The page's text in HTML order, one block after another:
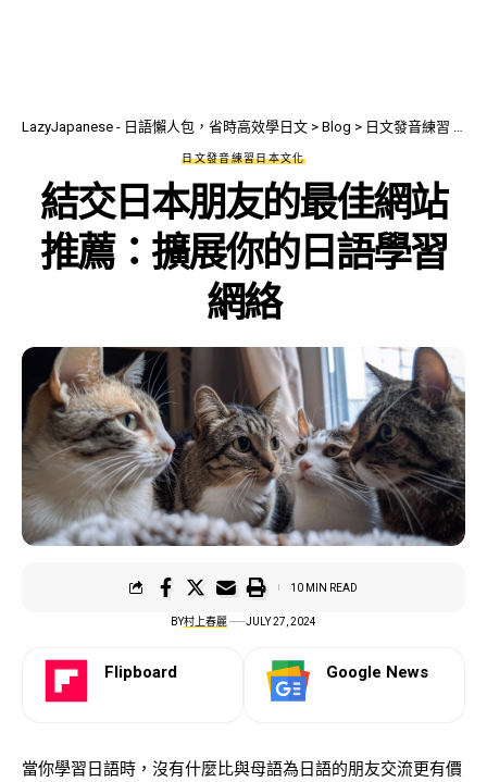
LazyJapanese - 日語懶人包，省時高效學日文 > Blog > 日文發音練習
日文發音練習日本文化
結交日本朋友的最佳網站
推薦：擴展你的日語學習
網絡
BY村上春麗 JULY 27, 2024
10 MIN READ
Flipboard Google News
當你學習日語時，沒有什麼比與母語為日語的朋友交流更有價